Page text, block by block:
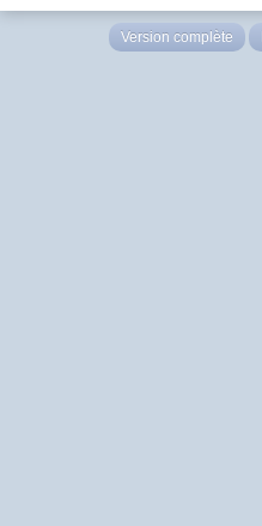
Version complète